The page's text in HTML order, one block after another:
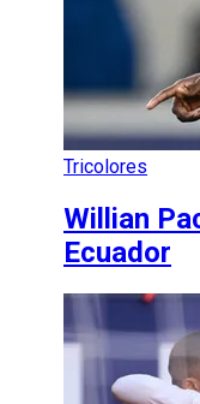
Tricolores
Willian
Ecuador